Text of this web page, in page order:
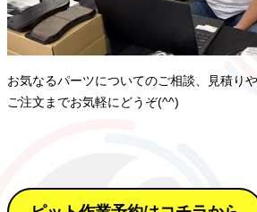
お気なるパーツについてのご相談、見積り
ご注文までお気軽にどうぞ(^^)